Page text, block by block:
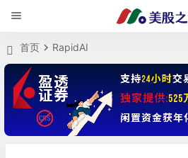
首页 RapidAI